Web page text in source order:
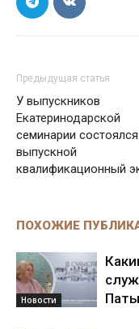
Предыдущая статья
У выпускников
Екатеринодарской
семинарии состоялся
выпускной
квалификационный
ПОХОЖИЕ
Новости